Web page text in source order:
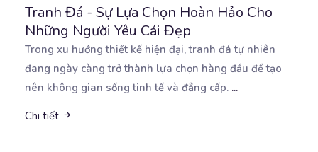
Tranh Đá - Sự Lựa Chọn Hoàn Hảo Cho
Những Người Yêu Cái Đẹp
Trong xu hướng thiết kế hiện đại, tranh đá tự nhiên
đang ngày càng trở thành lựa chọn hàng đầu để tạo
nên không gian sống tinh tế và đẳng cấp. ...
Chi tiết